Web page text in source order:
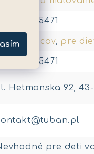
5901087035471
chlapcov, pre
5901087035471
Hetmanska 92,
pre deti